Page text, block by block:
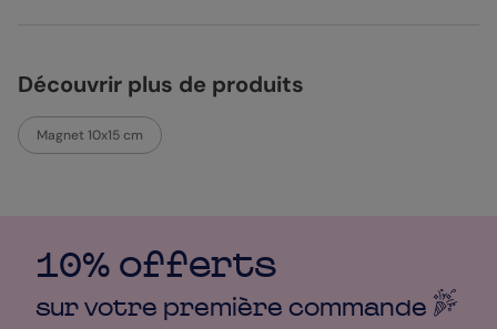
Découvrir plus de produits
Magnet 10x15 cm
10% offerts
sur votre première commande